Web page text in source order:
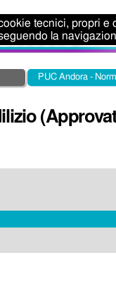
PUC Andora -
tecnici, propri e
la